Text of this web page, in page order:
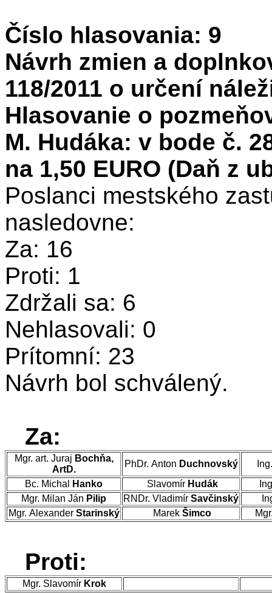
Číslo hlasovania: 9
Návrh zmien a
118/2011 o určení
Hlasovanie o
M. Hudáka: v bode č.
na 1,50 EURO (Daň z
Poslanci mestského
nasledovne:
Za: 16
Proti: 1
Zdržali sa: 6
Nehlasovali: 0
Prítomní: 23
Návrh bol schválený.
Za:
Mgr. art. Juraj Bochňa,
ArtD.
PhDr. Anton Duchnovský
Bc. Michal
Hanko Slavomír Hudák
Mgr. Milan Ján Pilip RNDr. Vladimír Savčinský
Mgr. Alexander Starinský Marek Šimco
Proti:
Mgr. Slavomír Krok